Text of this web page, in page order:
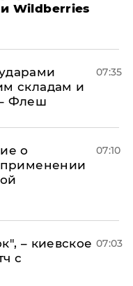
Wildberries
складам и
Флеш
07:35
о
применении
07:10
– киевское
с
07:03